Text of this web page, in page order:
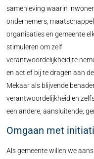
samenleving waarin
ondernemers,
organisaties en gemeente
stimuleren om zelf
verantwoordelijkheid te
en actief bij te dragen aan
Mekaar als blijvende
verantwoordelijkheid en
een andere, aansluitende,
Omgaan met
Als gemeente willen we